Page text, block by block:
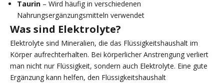
Taurin – Wird häufig in verschiedenen
Nahrungsergänzungsmitteln verwendet
Was sind Elektrolyte?
Elektrolyte sind Mineralien, die das Flüssigkeitshaushalt im
Körper aufrechterhalten. Bei körperlicher Anstrengung verliert
man nicht nur Flüssigkeit, sondern auch Elektrolyte. Eine gute
Ergänzung kann helfen, den Flüssigkeitshaushalt